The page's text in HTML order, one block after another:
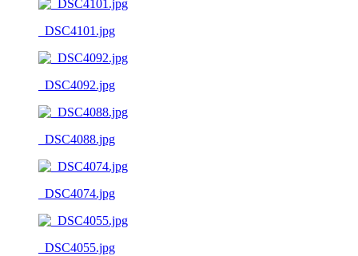
_DSC4101.jpg
_DSC4092.jpg
_DSC4088.jpg
_DSC4074.jpg
_DSC4055.jpg